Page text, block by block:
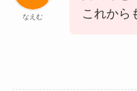
なえむ
これから